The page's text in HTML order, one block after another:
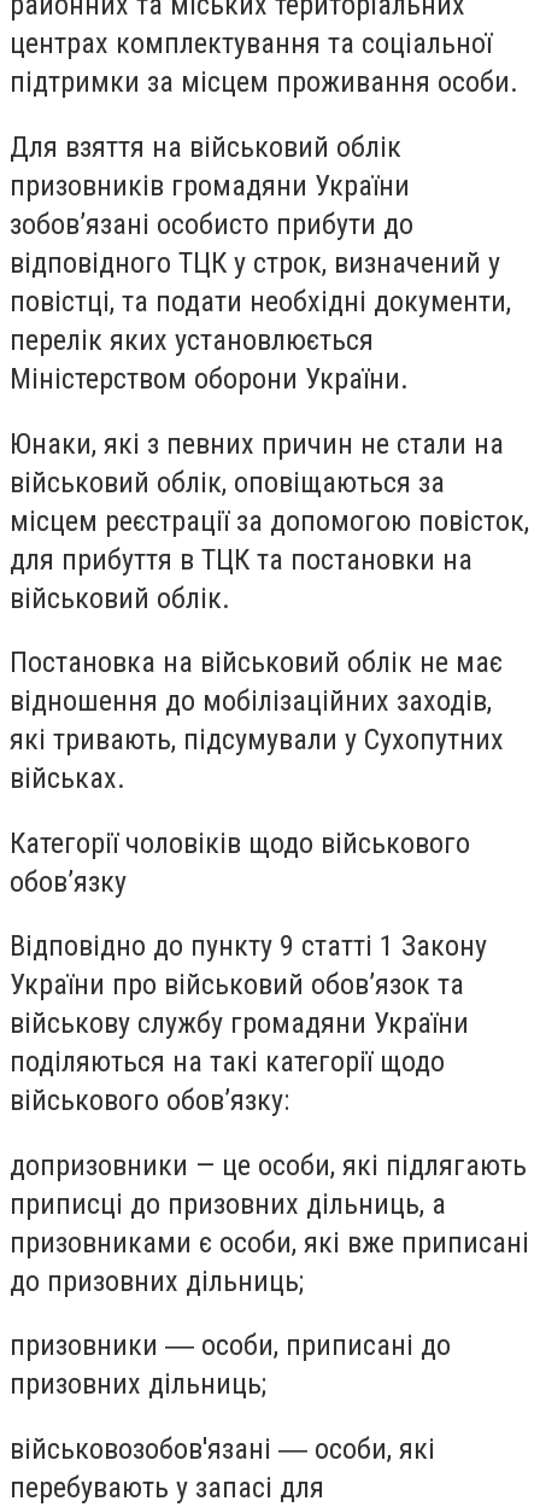
центрах комплектування та соціальної
підтримки за місцем проживання особи.
Для взяття на військовий облік
призовників громадяни України
зобов’язані особисто прибути до
відповідного ТЦК у строк, визначений у
повістці, та подати необхідні документи,
перелік яких установлюється
Міністерством оборони України.
Юнаки, які з певних причин не стали на
військовий облік, оповіщаються за
місцем реєстрації за допомогою повісток,
для прибуття в ТЦК та постановки на
військовий облік.
Постановка на військовий облік не має
відношення до мобілізаційних заходів,
які тривають, підсумували у Сухопутних
військах.
Категорії чоловіків щодо військового
обов’язку
Відповідно до пункту 9 статті 1 Закону
України про військовий обов’язок та
військову службу громадяни України
поділяються на такі категорії щодо
військового обов’язку:
допризовники — це особи, які підлягають
приписці до призовних дільниць, а
призовниками є особи, які вже приписані
до призовних дільниць;
призовники ― особи, приписані до
призовних дільниць;
військовозобов'язані ― особи, які
перебувають у запасі для